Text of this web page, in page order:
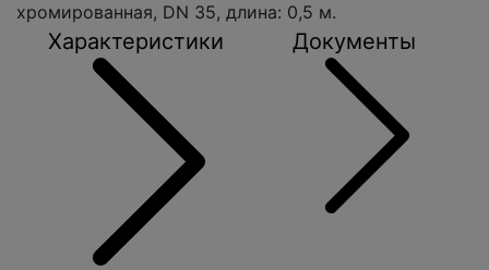
хромированная, DN 35, длина: 0,5 м.
Характеристики Документы